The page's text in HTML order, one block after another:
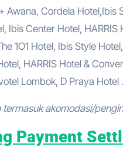
Awana, Cordela Hotel,Ibis
Ibis Center Hotel, HARRIS
1O1 Hotel, Ibis Style
HARRIS Hotel &
Lombok, D Praya Hotel .
akomodasi/
Payment